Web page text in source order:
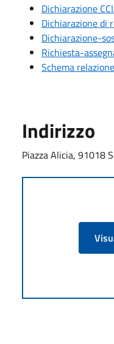
Dichiarazione
Dichiarazione di
Dichiarazione-
Richiesta-
Schema
Indirizzo
Piazza Alicia, 91018